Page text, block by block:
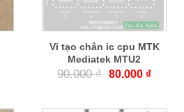
Vỉ tạo chân ic cpu MTK
Mediatek MTU2
90.000₫ 80.000 ₫